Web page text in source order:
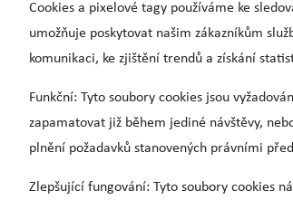
Cookies a pixelové tagy používáme ke
umožňuje poskytovat našim zákazníkům
komunikaci, ke zjištění trendů a získání
Funkční: Tyto soubory cookies jsou
zapamatovat již během jediné návštěvy,
plnění požadavků stanovených právními
Zlepšující fungování: Tyto soubory cookies